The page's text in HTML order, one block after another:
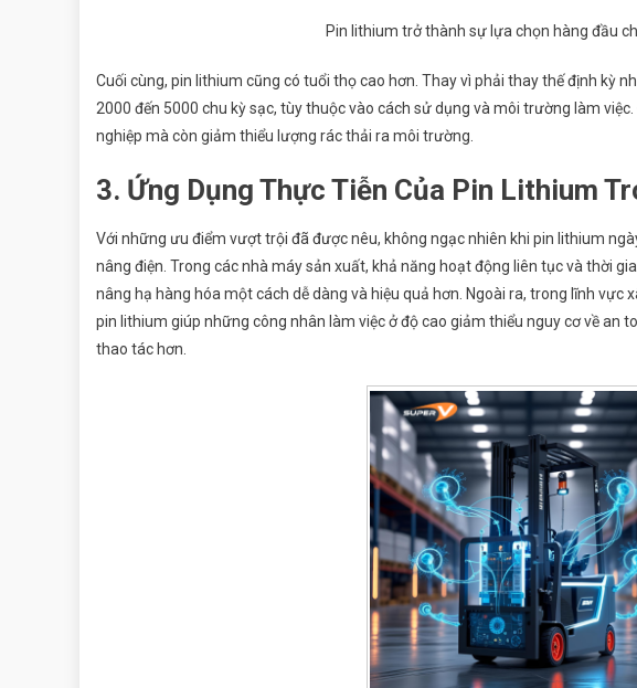
Pin lithium trở thành sự lựa chọn hàng đầu
Cuối cùng, pin lithium cũng có tuổi thọ cao hơn. Thay vì phải thay thế định kỳ
2000 đến 5000 chu kỳ sạc, tùy thuộc vào cách sử dụng và môi trường làm
nghiệp mà còn giảm thiểu lượng rác thải ra môi trường.
3. Ứng Dụng Thực Tiễn Của Pin Lithium
Với những ưu điểm vượt trội đã được nêu, không ngạc nhiên khi pin lithium
nâng điện. Trong các nhà máy sản xuất, khả năng hoạt động liên tục và thời
nâng hạ hàng hóa một cách dễ dàng và hiệu quả hơn. Ngoài ra, trong lĩnh vực
pin lithium giúp những công nhân làm việc ở độ cao giảm thiểu nguy cơ về an
thao tác hơn.